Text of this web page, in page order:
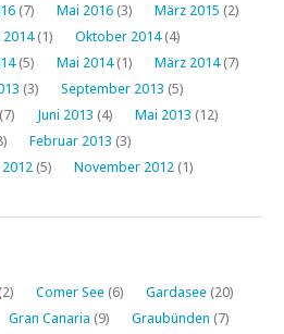
(7) Mai 2016 (3) März 2015 (2)
(1) Oktober 2014(4)
(5) Mai 2014(1) März 2014(7)
(3) September 2013 (5)
(7) Juni 2013 (4) Mai 2013 (12)
Februar 2013 (3)
(5) November 2012 (1)
(2) Comer See (6) Gardasee (20)
Gran Canaria (9) Graubünden (7)